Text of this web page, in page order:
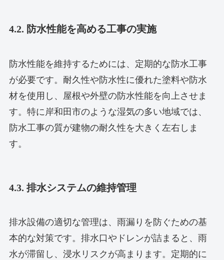
4.2. 防水性能を高める工事の実施
防水性能を維持するためには、定期的な防水工事
が必要です。耐久性や防水性に優れた塗料や防水
材を使用し、屋根や外壁の防水性能を向上させま
す。特に岸和田市のような湿気の多い地域では、
防水工事の質が建物の耐久性を大きく左右しま
す。
4.3. 排水システムの維持管理
排水設備の適切な管理は、雨漏りを防ぐための基
本的な対策です。排水口やドレンが詰まると、雨
水が滞留し、浸水リスクが高まります。定期的に